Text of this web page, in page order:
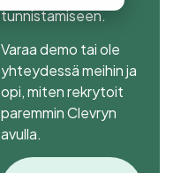
tunnistamiseen.
Varaa demo tai ole
yhteydessä meihin ja
opi, miten rekrytoit
paremmin Clevryn
avulla.